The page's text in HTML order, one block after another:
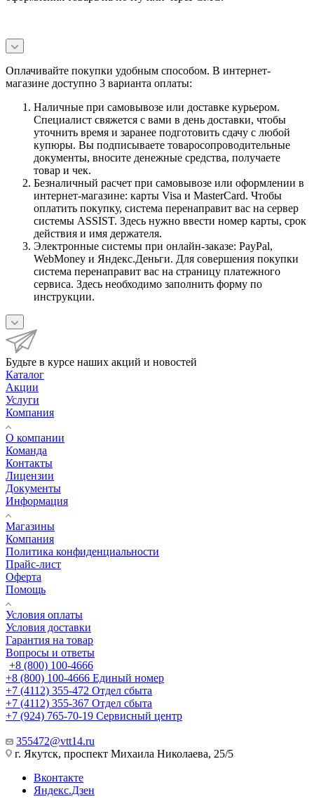
Оплачивайте покупки удобным способом. В интернет-
магазине доступно 3 варианта оплаты:
Наличные при самовывозе или доставке курьером.
Специалист свяжется с вами в день доставки, чтобы
уточнить время и заранее подготовить сдачу с любой
купюры. Вы подписываете товаросопроводительные
документы, вносите денежные средства, получаете
товар и чек.
Безналичный расчет при самовывозе или оформлении в
интернет-магазине: карты Visa и MasterCard. Чтобы
оплатить покупку, система перенаправит вас на сервер
системы ASSIST. Здесь нужно ввести номер карты, срок
действия и имя держателя.
Электронные системы при онлайн-заказе: PayPal,
WebMoney и Яндекс.Деньги. Для совершения покупки
система перенаправит вас на страницу платежного
сервиса. Здесь необходимо заполнить форму по
инструкции.
Будьте в курсе наших акций и новостей
Каталог
Акции
Услуги
Компания
О компании
Команда
Контакты
Лицензии
Документы
Информация
Магазины
Компания
Политика конфиденциальности
Прайс-лист
Оферта
Помощь
Условия оплаты
Условия доставки
Гарантия на товар
Вопросы и ответы
+8 (800) 100-4666
+8 (800) 100-4666 Единый номер
+7 (4112) 355-472 Отдел сбыта
+7 (4112) 355-367 Отдел сбыта
+7 (924) 765-70-19 Сервисный центр
355472@vtt14.ru
г. Якутск, проспект Михаила Николаева, 25/5
Вконтакте
Яндекс.Дзен